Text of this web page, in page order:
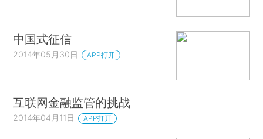
中国式征信
2014年05月30日 APP打开
互联网金融监管的挑战
2014年04月11日 APP打开